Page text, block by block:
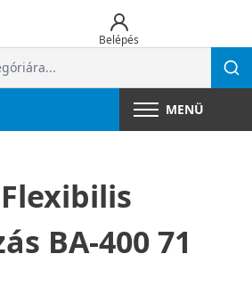
Belépés
MENÜ
Flexibilis
BA-400 71